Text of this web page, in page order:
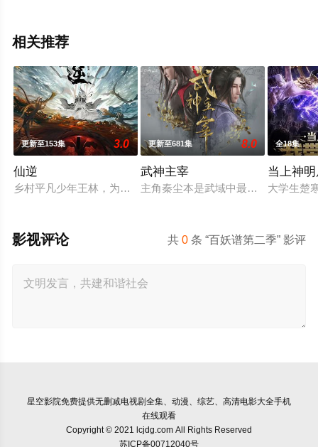
相关推荐
更新至153集 3.0
仙逆
乡村平凡少年王林，为了心中不屈的信念踏入仙门修行，克服
更新至681集 8.0
武神主宰
主角秦尘本是武域中最顶尖的天才
全18集
当上神
大学生楚
共0 条 “百妖谱第二季” 影评
影视评论
星空影院免费提供无删减电视剧全集、动漫、综艺、高清电影大全手机
在线观看
Copyright © 2021 lcjdg.com All Rights Reserved
苏ICP备00712040号